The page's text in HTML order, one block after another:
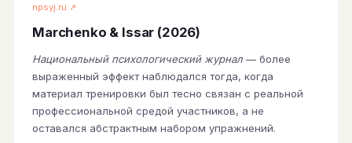
npsyj.ru ↗
Marchenko & Issar (2026)
Национальный психологический журнал— более
выраженный эффект наблюдался тогда, когда
материал тренировки был тесно связан с реальной
профессиональной средой участников, а не
оставался абстрактным набором упражнений.